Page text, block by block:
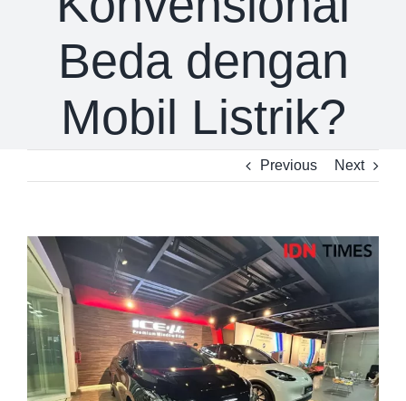
Beda dengan
Mobil Listrik?
Previous Next